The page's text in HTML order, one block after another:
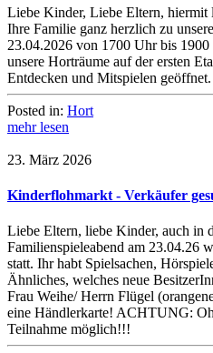
Liebe Kinder, Liebe Eltern, hiermit
Ihre Familie ganz herzlich zu
23.04.2026 von 1700 Uhr bis
unsere Horträume auf der ersten
Entdecken und Mitspielen
Posted in: Hort
mehr lesen
23. März 2026
Kinderflohmarkt - Verkäufer
Liebe Eltern, liebe Kinder, auch in
Familienspieleabend am 23.04.26
statt. Ihr habt Spielsachen,
Ähnliches, welches neue
Frau Weihe/ Herrn Flügel
eine Händlerkarte! ACHTUNG:
Teilnahme möglich!!!